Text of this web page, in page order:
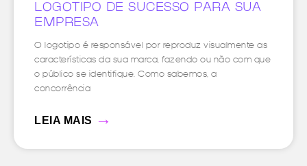
LOGOTIPO DE SUCESSO PARA SUA
EMPRESA
O logotipo é responsável por reproduz visualmente as
características da sua marca, fazendo ou não com que
o público se identifique. Como sabemos, a
concorrência
LEIA MAIS →